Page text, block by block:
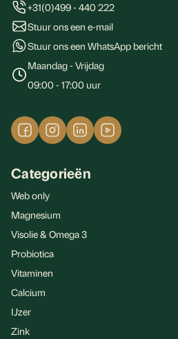
+31(0)499 - 440 222
Stuur ons een e-mail
Stuur ons een WhatsApp bericht
Maandag - Vrijdag
09:00 - 17:00 uur
Categorieën
Web only
Magnesium
Visolie & Omega 3
Probiotica
Vitaminen
Calcium
IJzer
Zink